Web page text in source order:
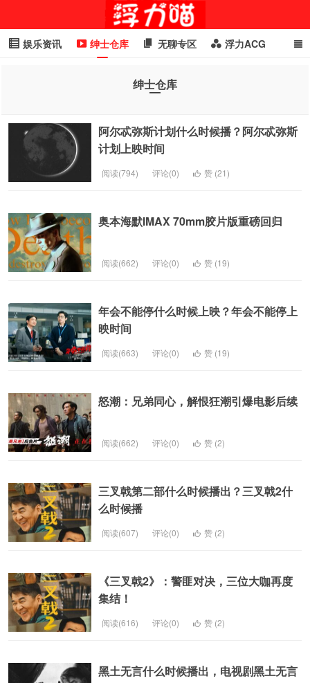
娱乐资讯 绅士仓库 无聊专区 浮力ACG
绅士仓库
阿尔忒弥斯计划什么时候播？阿尔忒弥斯
计划上映时间
阅读(794) 评论(0) 赞 (21)
奥本海默IMAX 70mm胶片版重磅回归
阅读(662) 评论(0) 赞 (19)
年会不能停什么时候上映？年会不能停上
映时间
阅读(663) 评论(0) 赞 (19)
怒潮：兄弟同心，解恨狂潮引爆电影后续
阅读(662) 评论(0) 赞 (2)
三叉戟第二部什么时候播出？三叉戟2什
么时候播
阅读(607) 评论(0) 赞 (2)
《三叉戟2》：警匪对决，三位大咖再度
集结！
阅读(616) 评论(0) 赞 (2)
黑土无言什么时候播出，电视剧黑土无言